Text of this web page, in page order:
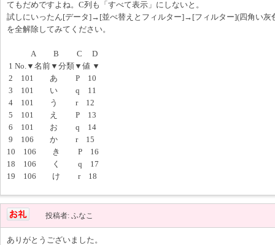
てもだめですよね。C列も「すべて表示」にしないと。
試しにいったん[データ]→[並べ替えとフィルター]→[フィルター](四角い灰
を全解除してみてください。
A B C D
1 No.▼名前▼分類▼値 ▼
2 101 あ P 10
3 101 い q 11
4 101 う r 12
5 101 え P 13
6 101 お q 14
9 106 か r 15
10 106 き P 16
18 106 く q 17
19 106 け r 18
投稿者: ふなこ
ありがとうございました。